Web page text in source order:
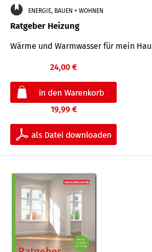
ENERGIE, BAUEN + WOHNEN
Ratgeber Heizung
Wärme und Warmwasser für mein
24,00 €
19,99 €